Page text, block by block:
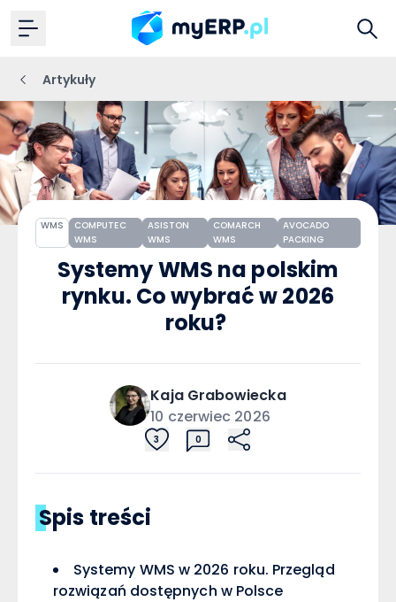
Artykuły
WMS
COMPUTEC
WMS
ASISTON
WMS
COMARCH
WMS
AVOCADO
PACKING
Systemy WMS na polskim
rynku. Co wybrać w 2026
roku?
Kaja Grabowiecka
10 czerwiec 2026
3 0
Spis treści
Systemy WMS w 2026 roku. Przegląd
rozwiązań dostępnych w Polsce